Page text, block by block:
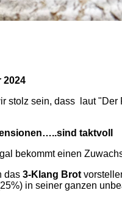
2024
stolz sein, dass laut
taktvoll
bekommt einen
das 3-Klang Brot
in seiner ganzen